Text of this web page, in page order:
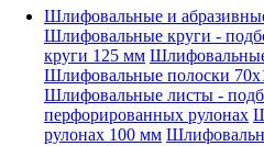
Шлифовальные и
Шлифовальные круги -
круги 125 мм
Шлифовальные полоски
Шлифовальные листы -
перфорированных рулонах
рулонах 100 мм